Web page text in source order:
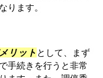
ります。
リット として、まず
手続きを行うと非常